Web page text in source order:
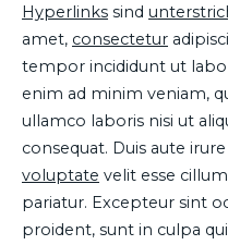
Hyperlinks sind
amet, consectetur
tempor incididunt ut
enim ad minim veniam,
ullamco laboris nisi ut
consequat. Duis aute
voluptate velit esse
pariatur. Excepteur sint
proident, sunt in culpa